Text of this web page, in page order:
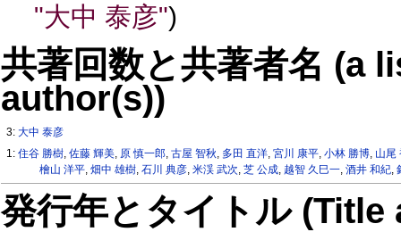
"大中 泰彦")
共著回数と共著者名 (a
author(s))
3:大中 泰彦
1:住谷 勝樹,佐藤 輝美, 原 慎一郎,古屋 智秋, 多田 直洋,宮川 康平,小林 勝博, 山尾
檜山 洋平, 畑中 雄樹, 石川 典彦, 米渓 武次, 芝 公成, 越智 久巳一, 酒井 和紀,
発行年とタイトル